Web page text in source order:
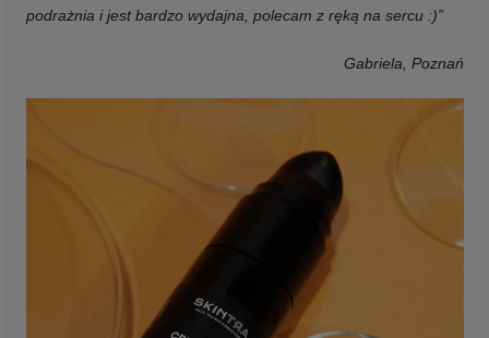
podrażnia i jest bardzo wydajna, polecam z ręką na sercu :)”
Gabriela, Poznań